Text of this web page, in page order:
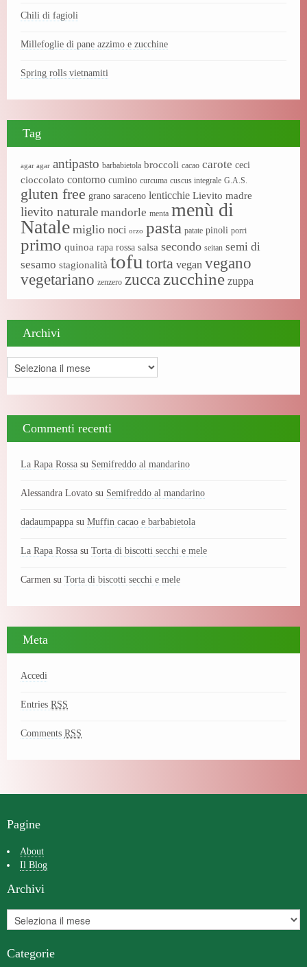
Chili di fagioli
Millefoglie di pane azzimo e zucchine
Spring rolls vietnamiti
Tag
agar agar antipasto barbabietola broccoli cacao carote ceci
cioccolato contorno cumino curcuma cuscus integrale G.A.S.
gluten free grano saraceno lenticchie Lievito madre
lievito naturale mandorle menta menù di
Natale miglio noci orzo pasta patate pinoli porri
primo quinoa rapa rossa salsa secondo seitan semi di
sesamo stagionalità tofu torta vegan vegano
vegetariano zenzero zucca zucchine zuppa
Archivi
Archivi
Commenti recenti
La Rapa Rossa su Semifreddo al mandarino
Alessandra Lovato su Semifreddo al mandarino
dadaumpappa su Muffin cacao e barbabietola
La Rapa Rossa su Torta di biscotti secchi e mele
Carmen su Torta di biscotti secchi e mele
Meta
Accedi
Entries RSS
Comments RSS
Pagine
About
Il Blog
Archivi
Categorie